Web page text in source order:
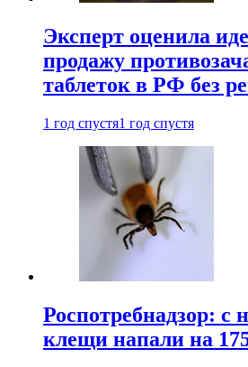
Эксперт оценила
продажу
таблеток в РФ без
1 год спустя1 год спустя
Роспотребнадзор: с
клещи напали на